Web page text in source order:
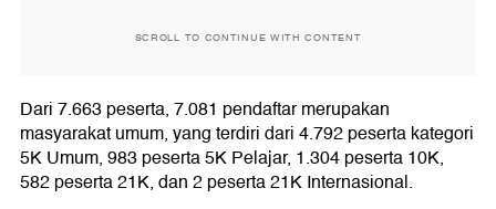
SCROLL TO CONTINUE WITH CONTENT
Dari 7.663 peserta, 7.081 pendaftar merupakan
masyarakat umum, yang terdiri dari 4.792 peserta kategori
5K Umum, 983 peserta 5K Pelajar, 1.304 peserta 10K,
582 peserta 21K, dan 2 peserta 21K Internasional.